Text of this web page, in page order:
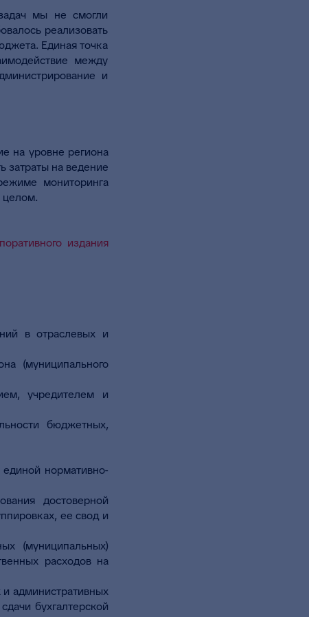
мы не смогли
реализовать
Единая точка
между
и
на уровне региона
затраты на ведение
мониторинга
целом.
издания
в отраслевых и
(муниципального
учредителем и
бюджетных,
нормативно-
достоверной
ее свод и
(муниципальных)
расходов на
административных
бухгалтерской